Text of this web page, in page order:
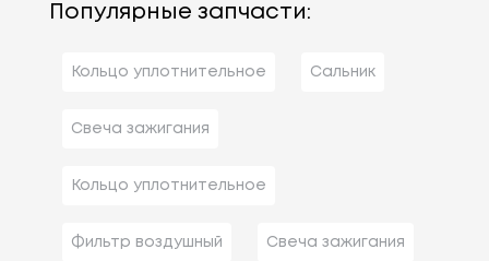
Популярные запчасти:
Кольцо уплотнительное Сальник
Свеча зажигания
Кольцо уплотнительное
Фильтр воздушный Свеча зажигания